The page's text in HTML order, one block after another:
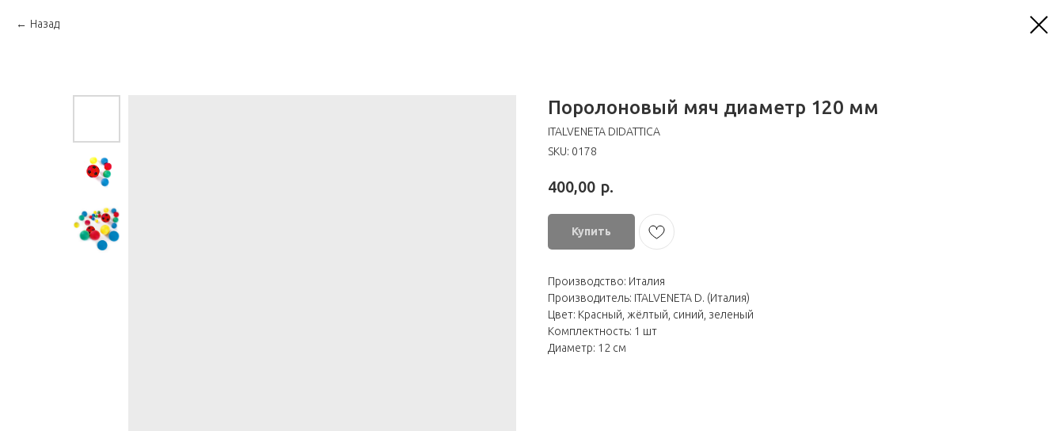
Назад
Поролоновый мяч диаметр 120 мм
ITALVENETA DIDATTICA
SKU: 0178
400,00 р.
Купить
Производство: Италия
Производитель: ITALVENETA D. (Италия)
Цвет: Красный, жёлтый, синий, зеленый
Комплектность: 1 шт
Диаметр: 12 см